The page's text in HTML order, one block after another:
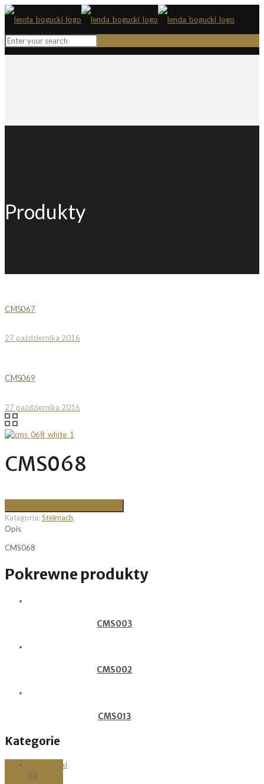
Produkty
CMS067
27 października 2016
CMS069
27 października 2016
CMS068
Kategoria:Stelmach.
Opis
CMS068
Pokrewne produkty
CMS003
CMS002
CMS013
Kategorie
Bransoletki
(0)